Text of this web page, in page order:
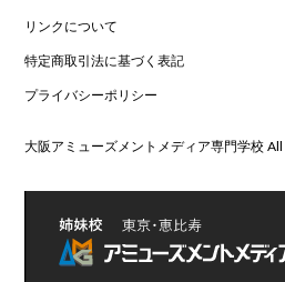
リンクについて
特定商取引法に基づく表記
プライバシーポリシー
大阪アミューズメントメディア専門学校